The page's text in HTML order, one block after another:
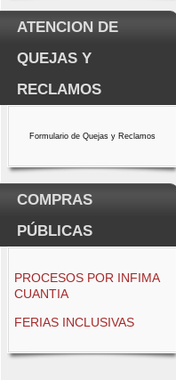
ATENCION DE
QUEJAS Y
RECLAMOS
Formulario de Quejas y Reclamos
COMPRAS
PÚBLICAS
PROCESOS POR INFIMA
CUANTIA
FERIAS INCLUSIVAS